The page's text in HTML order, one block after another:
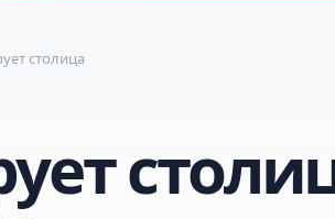
столица